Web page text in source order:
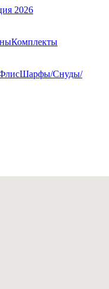
2026
Комплекты
Шарфы/Снуды/